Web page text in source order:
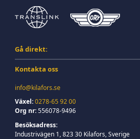
Gå direkt:
Kontakta oss
info@kilafors.se
Växel:0278-65 92 00
Org nr:556078-9496
Besöksadress:
Industrivägen 1, 823 30 Kilafors, Sverige